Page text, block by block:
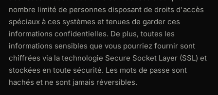
nombre limité de personnes disposant de droits d'accès
spéciaux à ces systèmes et tenues de garder ces
informations confidentielles. De plus, toutes les
informations sensibles que vous pourriez fournir sont
chiffrées via la technologie Secure Socket Layer (SSL) et
stockées en toute sécurité. Les mots de passe sont
hachés et ne sont jamais réversibles.